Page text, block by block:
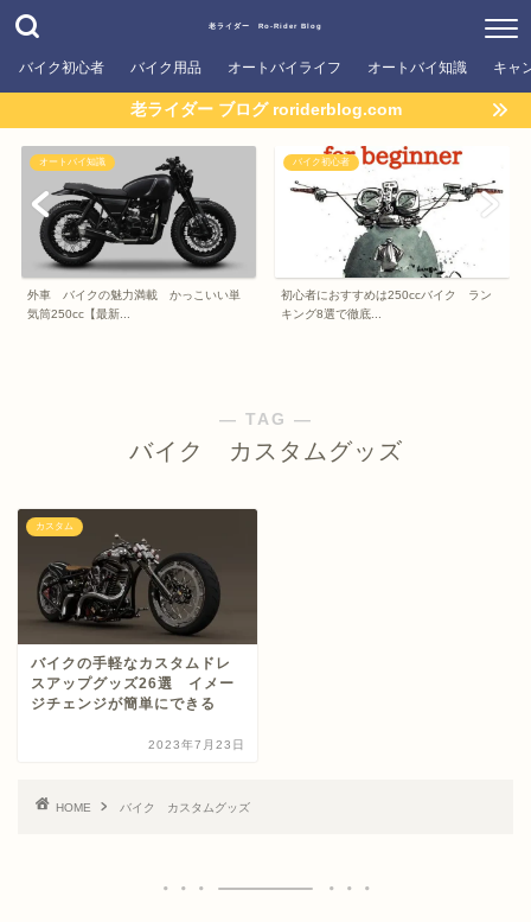
老ライダー Ro-Rider Blog
バイク初心者 バイク用品 オートバイライフ オートバイ知識 キャ
老ライダー ブログ roriderblog.com
オートバイ知識
外車 バイクの魅力満載 かっこいい単
気筒250cc【最新...
バイク初心者
初心者におすすめは250ccバイク ラン
キング8選で徹底...
― TAG ―
バイク カスタムグッズ
カスタム
バイクの手軽なカスタムドレ
スアップグッズ26選 イメー
ジチェンジが簡単にできる
2023年7月23日
HOME バイク カスタムグッズ